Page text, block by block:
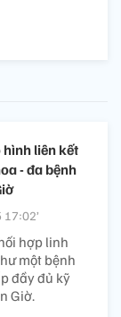
liên kết
- đa bệnh
hợp linh
một bệnh
đầy đủ kỹ
Giờ.